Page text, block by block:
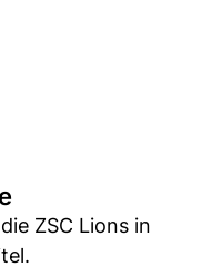
ZSC Lions in